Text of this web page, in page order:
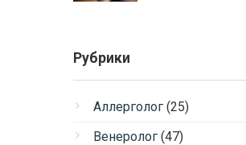
Рубрики
Аллерголог (25)
Венеролог (47)